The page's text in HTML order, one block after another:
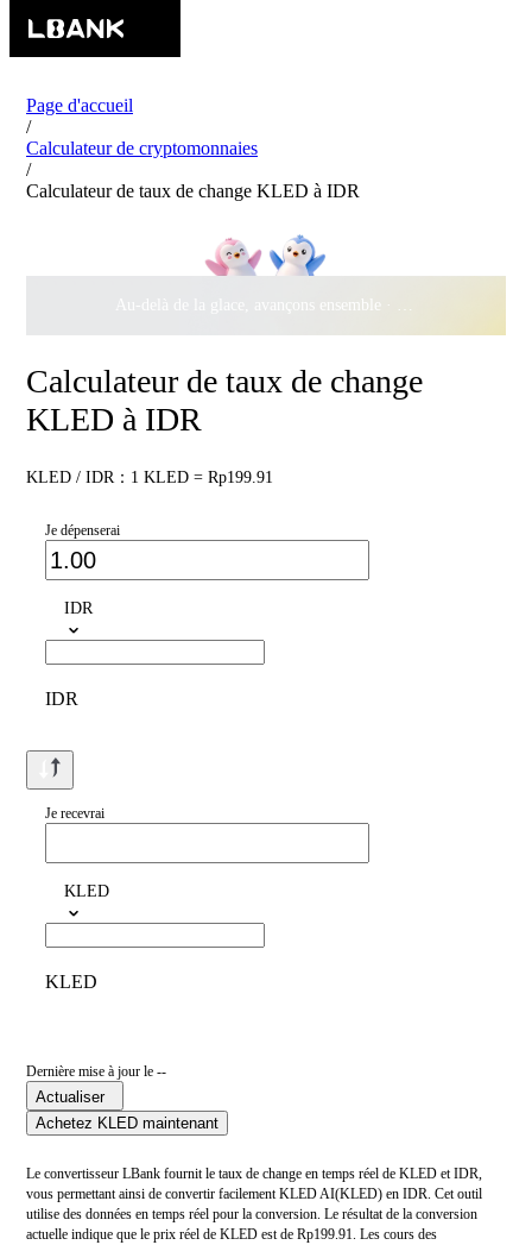
Page d'accueil
/
Calculateur de cryptomonnaies
/
Calculateur de taux de change KLED à IDR
Au-delà de la glace, avançons ensemble ·
500 000 $
Calculateur de taux de change
KLED à IDR
KLED / IDR：1 KLED = Rp199.91
Je dépenserai
IDR
IDR
Je recevrai
KLED
KLED
Dernière mise à jour le --
Actualiser
Achetez KLED maintenant
Le convertisseur LBank fournit le taux de change en temps réel de KLED et IDR,
vous permettant ainsi de convertir facilement KLED AI(KLED) en IDR. Cet outil
utilise des données en temps réel pour la conversion. Le résultat de la conversion
actuelle indique que le prix réel de KLED est de Rp199.91. Les cours des